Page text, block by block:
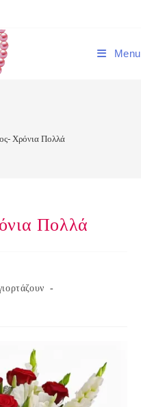
Menu
Χρόνια Πολλά
Πολλά